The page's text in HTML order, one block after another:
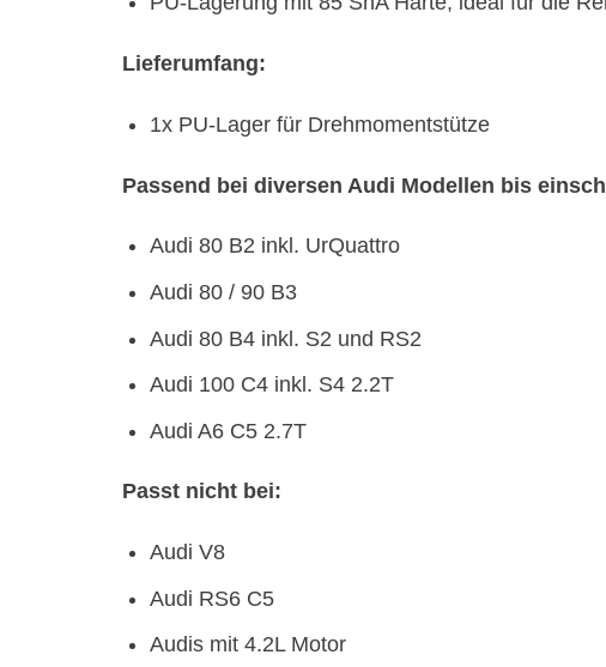
Lieferumfang:
1x PU-Lager für Drehmomentstütze
Passend bei diversen Audi Modellen bis
Audi 80 B2 inkl. UrQuattro
Audi 80 / 90 B3
Audi 80 B4 inkl. S2 und RS2
Audi 100 C4 inkl. S4 2.2T
Audi A6 C5 2.7T
Passt nicht bei:
Audi V8
Audi RS6 C5
Audis mit 4.2L Motor